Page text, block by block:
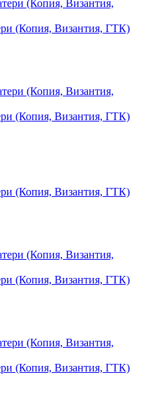
(Копия, Византия, ГТК)
(Копия, Византия, ГТК)
(Копия, Византия, ГТК)
(Копия, Византия, ГТК)
(Копия, Византия, ГТК)